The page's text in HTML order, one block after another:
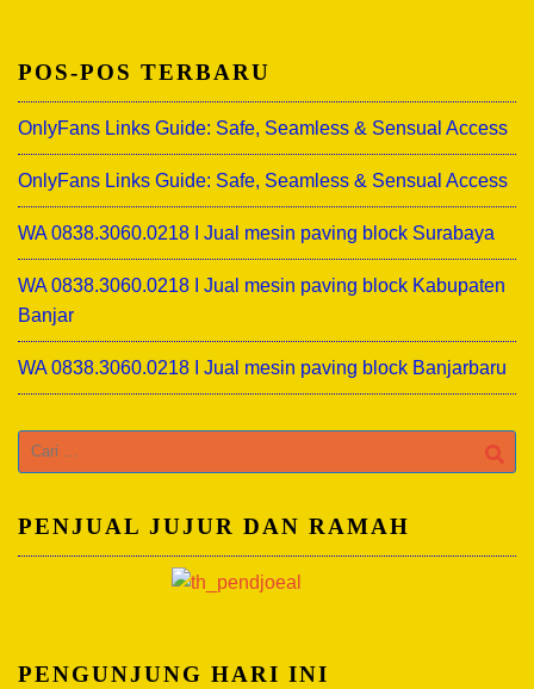
POS-POS TERBARU
OnlyFans Links Guide: Safe, Seamless & Sensual Access
OnlyFans Links Guide: Safe, Seamless & Sensual Access
WA 0838.3060.0218 I Jual mesin paving block Surabaya
WA 0838.3060.0218 I Jual mesin paving block Kabupaten
Banjar
WA 0838.3060.0218 I Jual mesin paving block Banjarbaru
Cari
untuk:
PENJUAL JUJUR DAN RAMAH
PENGUNJUNG HARI INI